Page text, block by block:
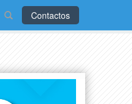
Contactos